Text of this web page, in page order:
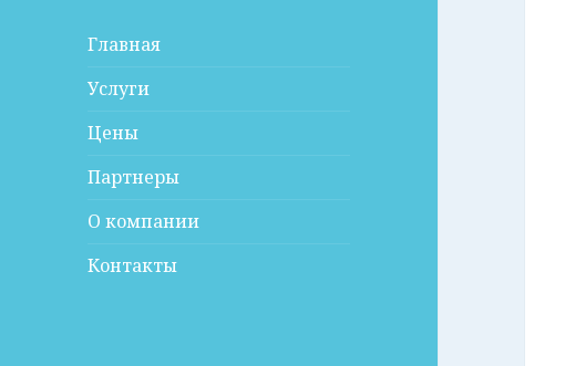
Главная
Услуги
Цены
Партнеры
О компании
Контакты